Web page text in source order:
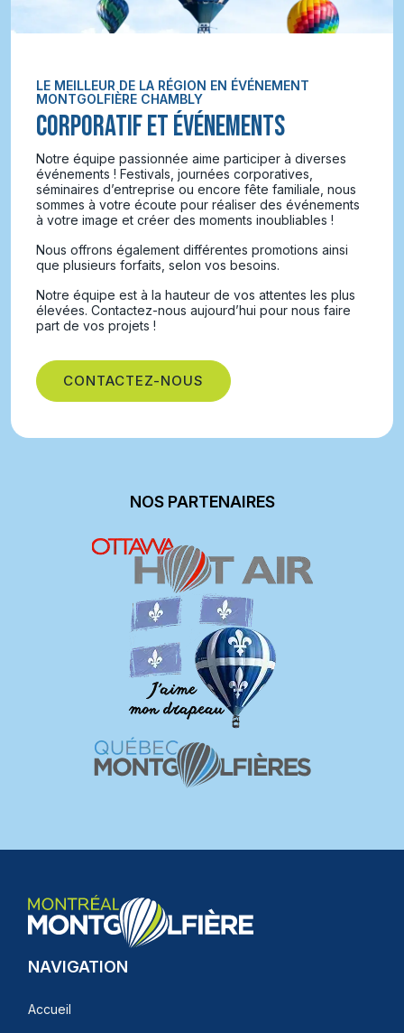
LE MEILLEUR DE LA RÉGION EN ÉVÉNEMENT
MONTGOLFIÈRE CHAMBLY
CORPORATIF ET ÉVÉNEMENTS
Notre équipe passionnée aime participer à diverses
événements ! Festivals, journées corporatives,
séminaires d’entreprise ou encore fête familiale, nous
sommes à votre écoute pour réaliser des événements
à votre image et créer des moments inoubliables !
Nous offrons également différentes promotions ainsi
que plusieurs forfaits, selon vos besoins.
Notre équipe est à la hauteur de vos attentes les plus
élevées. Contactez-nous aujourd’hui pour nous faire
part de vos projets !
CONTACTEZ-NOUS
NOS PARTENAIRES
NAVIGATION
Accueil